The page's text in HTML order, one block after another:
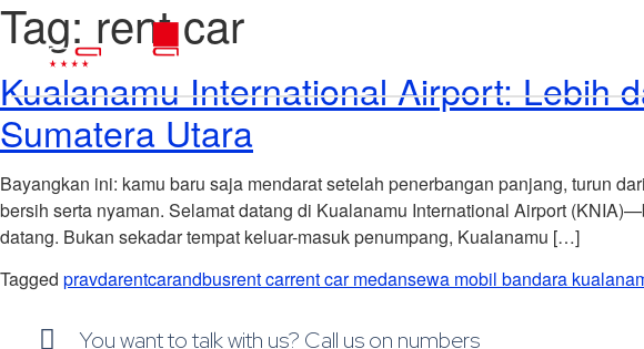
Tag: rent car
Kualanamu International Airport: Lebih
Sumatera Utara
Bayangkan ini: kamu baru saja mendarat setelah penerbangan panjang, turun
bersih serta nyaman. Selamat datang di Kualanamu International Airport
datang. Bukan sekadar tempat keluar-masuk penumpang, Kualanamu […]
Tagged pravdarentcarandbusrent carrent car medansewa mobil bandara
You want to talk with us? Call us on numbers